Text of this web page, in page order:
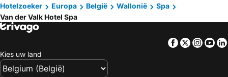
Hotelzoeker
Europa België Wallonië
Spa
Van der Valk Hotel Spa
Facebook
Twitter
Kies uw land